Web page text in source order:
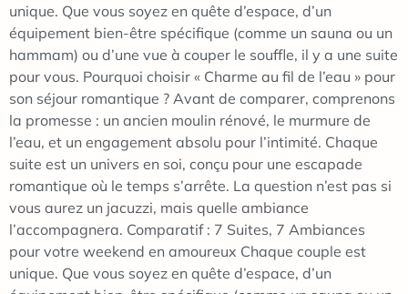
unique. Que vous soyez en quête d’espace, d’un
équipement bien-être spécifique (comme un sauna ou un
hammam) ou d’une vue à couper le souffle, il y a une suite
pour vous. Pourquoi choisir « Charme au fil de l’eau » pour
son séjour romantique ? Avant de comparer, comprenons
la promesse : un ancien moulin rénové, le murmure de
l’eau, et un engagement absolu pour l’intimité. Chaque
suite est un univers en soi, conçu pour une escapade
romantique où le temps s’arrête. La question n’est pas si
vous aurez un jacuzzi, mais quelle ambiance
l’accompagnera. Comparatif : 7 Suites, 7 Ambiances
pour votre weekend en amoureux Chaque couple est
unique. Que vous soyez en quête d’espace, d’un